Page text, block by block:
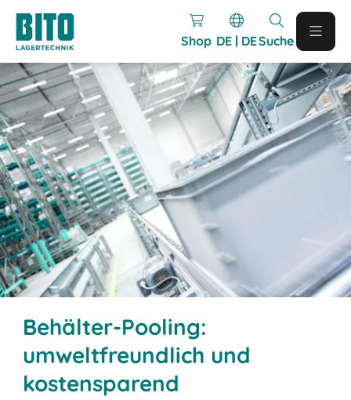
Shop DE | DESuche
Behälter-Pooling:
umweltfreundlich und
kostensparend